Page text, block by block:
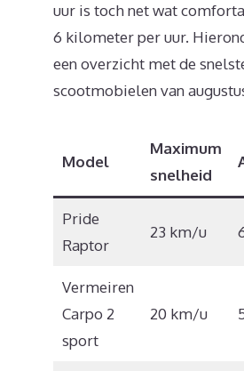
uur is toch net wat
6 kilometer per uur.
een overzicht met de
scootmobielen van
Model
Maximum
snelheid
Pride
Raptor
23 km/u
Vermeiren
Carpo 2
sport
20 km/u